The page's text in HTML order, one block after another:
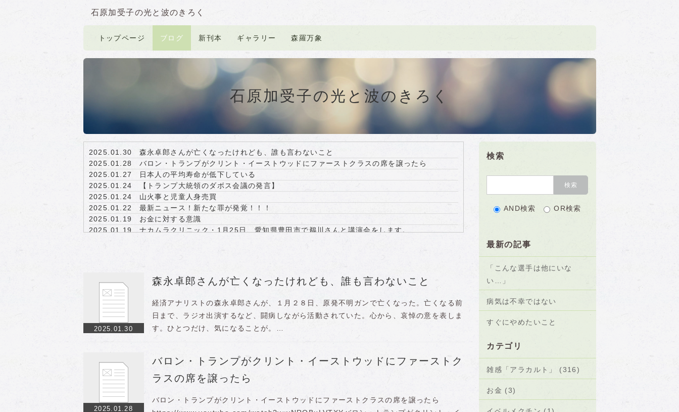
石原加受子の光と波のきろく
トップページ ブログ 新刊本 ギャラリー 森羅万象
石原加受子の光と波のきろく
2025.01.30
森永卓郎さんが亡くなったけれども、誰も言わないこと
2025.01.28
バロン・トランプがクリント・イーストウッドにファーストクラスの席を譲ったら
2025.01.27
日本人の平均寿命が低下している
2025.01.24
【トランプ大統領のダボス会議の発言】
2025.01.24
山火事と児童人身売買
2025.01.22
最新ニュース！新たな罪が発覚！！！
2025.01.19
お金に対する意識
2025.01.19
ナカムラクリニック・1月25日、愛知県豊田市で鵜川さんと講演会をします。
全体的に、免疫低下しているのは、なぜか。
2025.01.19
トランプ大統領ついに就任！
2025.01.16
死亡者の津波が襲ってくる
2025.01.16
2025.01.16
日本弱体化政策を推進……直近の未来
2025.01.30
森永卓郎さんが亡くなったけれども、誰も言わないこと
経済アナリストの森永卓郎さんが、１月２８日、原発不明ガンで亡くなった。亡くなる前
日まで、ラジオ出演するなど、闘病しながら活動されていた。心から、哀悼の意を表しま
す。ひとつだけ、気になることが。…
2025.01.28
バロン・トランプがクリント・イーストウッドにファーストク
ラスの席を譲ったら
バロン・トランプがクリント・イーストウッドにファーストクラスの席を譲ったら
検索
AND検索 OR検索
最新の記事
「こんな選手は他にいな
い…」
病気は不幸ではない
すぐにやめたいこと
カテゴリ
雑感「アラカルト」 (316)
お金 (3)